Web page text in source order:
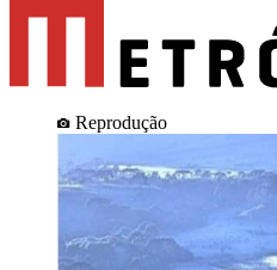
Reprodução